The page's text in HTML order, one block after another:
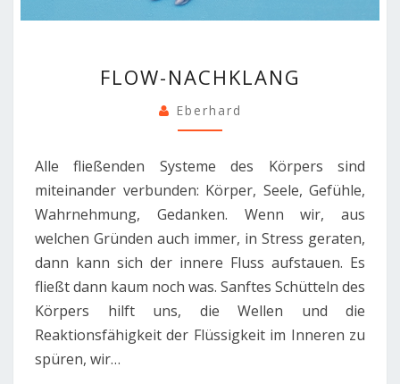
NACHKLANG
FLOW-NACHKLANG
Eberhard
Alle fließenden Systeme des Körpers sind
miteinander verbunden: Körper, Seele, Gefühle,
Wahrnehmung, Gedanken. Wenn wir, aus
welchen Gründen auch immer, in Stress geraten,
dann kann sich der innere Fluss aufstauen. Es
fließt dann kaum noch was. Sanftes Schütteln des
Körpers hilft uns, die Wellen und die
Reaktionsfähigkeit der Flüssigkeit im Inneren zu
spüren, wir…